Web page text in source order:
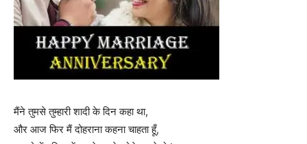
मैंने तुमसे तुम्हारी शादी के दिन कहा था,
और आज फिर मैं दोहराना कहना चाहता हूँ,